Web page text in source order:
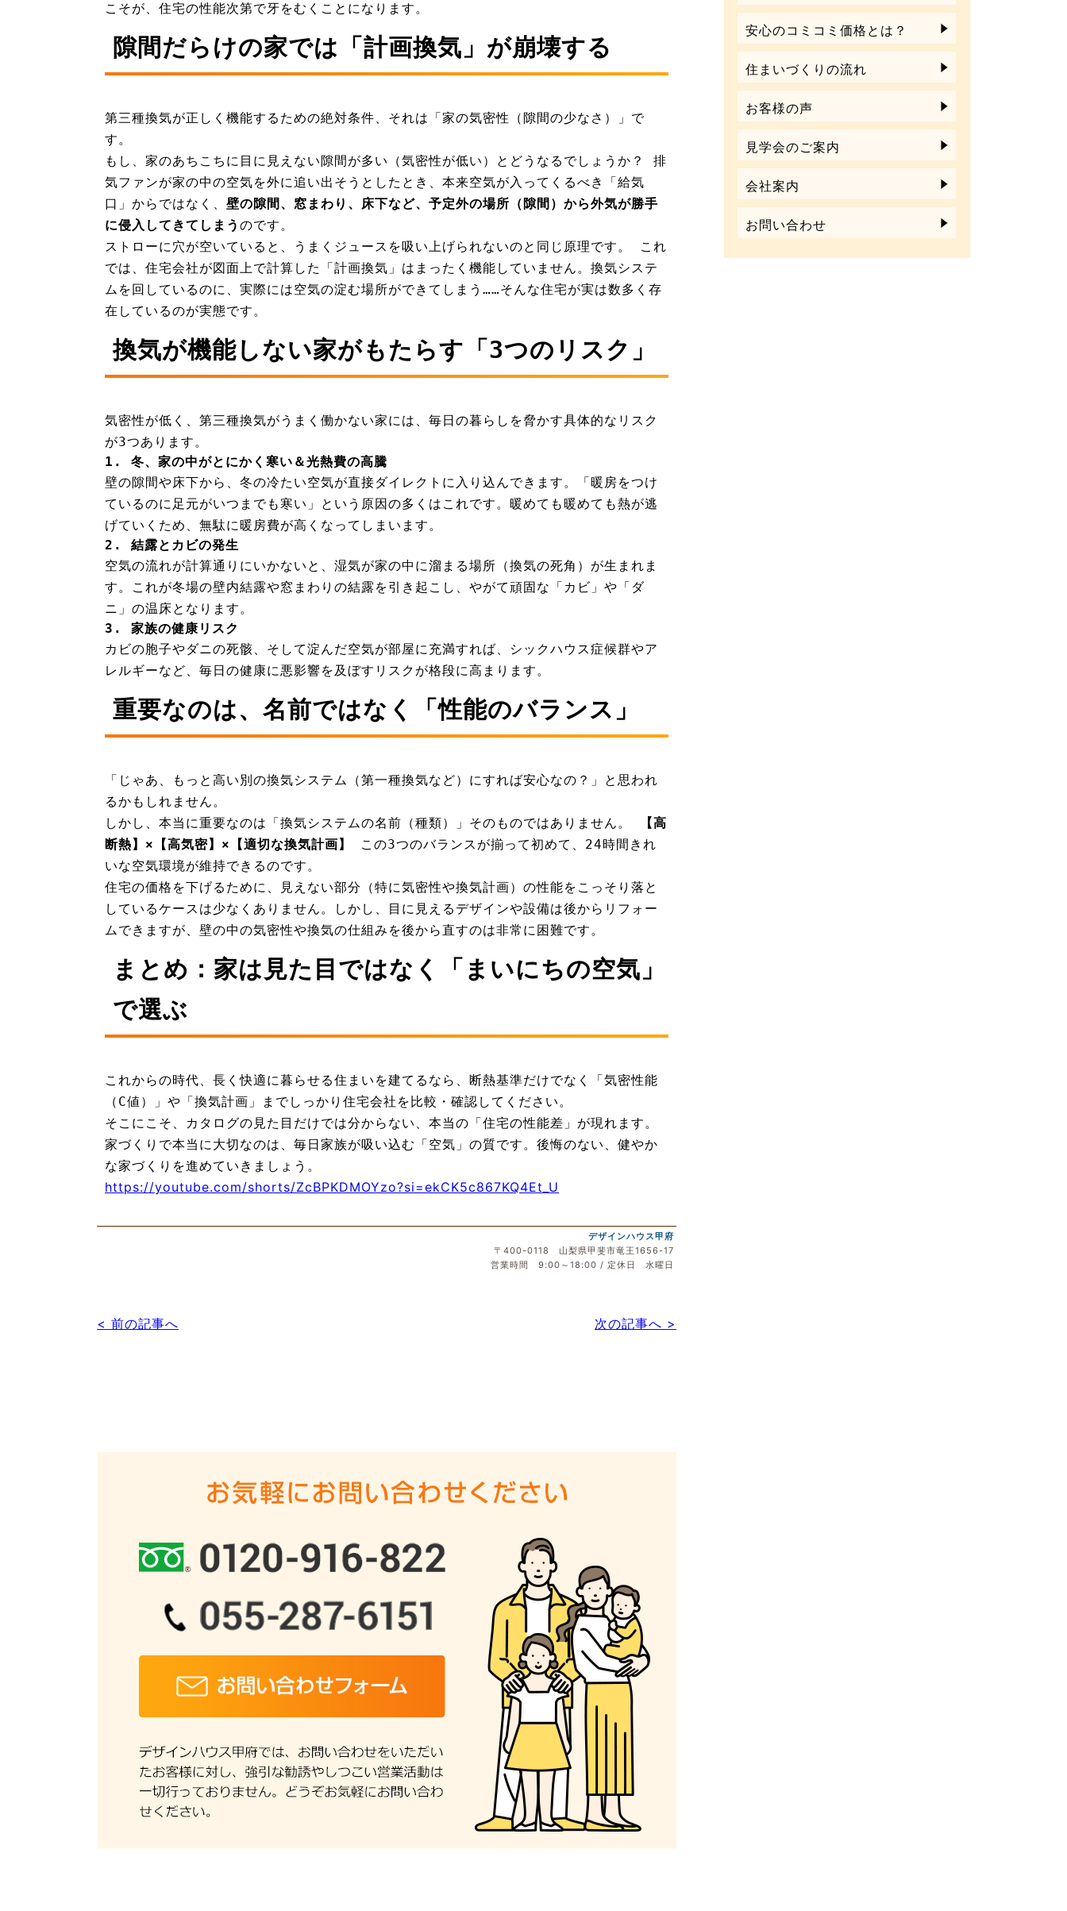
こそが、住宅の性能次第で牙をむくことになります。
隙間だらけの家では「計画換気」が崩壊する
第三種換気が正しく機能するための絶対条件、それは「家の気密性（隙間の少なさ）」で
す。
もし、家のあちこちに目に見えない隙間が多い（気密性が低い）とどうなるでしょうか？ 排
気ファンが家の中の空気を外に追い出そうとしたとき、本来空気が入ってくるべき「給気
口」からではなく、 壁の隙間、窓まわり、床下など、予定外の場所（隙間）から外気が勝手
に侵入してきてしまう のです。
ストローに穴が空いていると、うまくジュースを吸い上げられないのと同じ原理です。 これ
では、住宅会社が図面上で計算した「計画換気」はまったく機能していません。換気システ
ムを回しているのに、実際には空気の淀む場所ができてしまう……そんな住宅が実は数多く存
在しているのが実態です。
換気が機能しない家がもたらす「3つのリスク」
気密性が低く、第三種換気がうまく働かない家には、毎日の暮らしを脅かす具体的なリスク
が3つあります。
1. 冬、家の中がとにかく寒い＆光熱費の高騰
壁の隙間や床下から、冬の冷たい空気が直接ダイレクトに入り込んできます。「暖房をつけ
ているのに足元がいつまでも寒い」という原因の多くはこれです。暖めても暖めても熱が逃
げていくため、無駄に暖房費が高くなってしまいます。
2. 結露とカビの発生
空気の流れが計算通りにいかないと、湿気が家の中に溜まる場所（換気の死角）が生まれま
す。これが冬場の壁内結露や窓まわりの結露を引き起こし、やがて頑固な「カビ」や「ダ
ニ」の温床となります。
3. 家族の健康リスク
カビの胞子やダニの死骸、そして淀んだ空気が部屋に充満すれば、シックハウス症候群やア
レルギーなど、毎日の健康に悪影響を及ぼすリスクが格段に高まります。
重要なのは、名前ではなく「性能のバランス」
「じゃあ、もっと高い別の換気システム（第一種換気など）にすれば安心なの？」と思われ
るかもしれません。
しかし、本当に重要なのは「換気システムの名前（種類）」そのものではありません。
【高
断熱】×【高気密】×【適切な換気計画】
この3つのバランスが揃って初めて、24時間きれ
いな空気環境が維持できるのです。
住宅の価格を下げるために、見えない部分（特に気密性や換気計画）の性能をこっそり落と
しているケースは少なくありません。しかし、目に見えるデザインや設備は後からリフォー
ムできますが、壁の中の気密性や換気の仕組みを後から直すのは非常に困難です。
まとめ：家は見た目ではなく「まいにちの空気」
で選ぶ
これからの時代、長く快適に暮らせる住まいを建てるなら、断熱基準だけでなく「気密性能
（C値）」や「換気計画」までしっかり住宅会社を比較・確認してください。
そこにこそ、カタログの見た目だけでは分からない、本当の「住宅の性能差」が現れます。
家づくりで本当に大切なのは、毎日家族が吸い込む「空気」の質です。後悔のない、健やか
な家づくりを進めていきましょう。
https://youtube.com/shorts/ZcBPKDMOYzo?si=ekCK5c867KQ4Et_U
デザインハウス甲府
〒400-0118 山梨県甲斐市竜王1656-17
営業時間 9:00～18:00 / 定休日 水曜日
< 前の記事へ 次の記事へ >
安心のコミコミ価格とは？
住まいづくりの流れ
お客様の声
見学会のご案内
会社案内
お問い合わせ